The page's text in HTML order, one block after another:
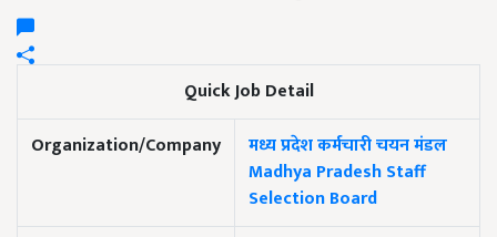
Quick Job Detail
Organization/Company
मध्य प्रदेश कर्मचारी चयन मंडल
Madhya Pradesh Staff
Selection Board